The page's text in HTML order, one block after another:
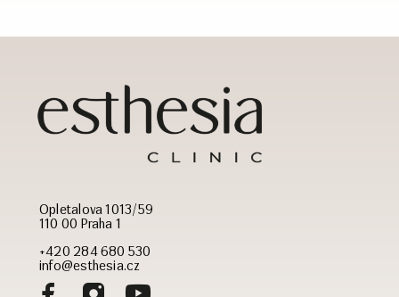
Opletalova 1013/59
110 00 Praha 1
+420 284 680 530
info@esthesia.cz